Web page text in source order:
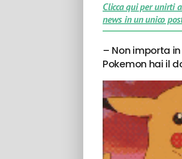
Clicca qui per unirti
news in un unico
– Non importa
Pokemon hai il